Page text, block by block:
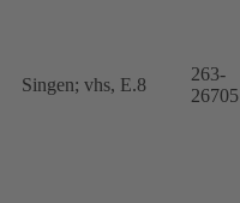
Singen; vhs, E.8
263-
26705